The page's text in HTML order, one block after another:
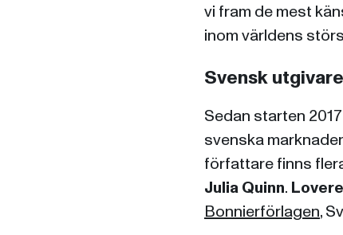
vi fram de mest
inom världens
Svensk
Sedan starten
svenska
författare finns
Julia Quinn.
Bonnierförlagen,